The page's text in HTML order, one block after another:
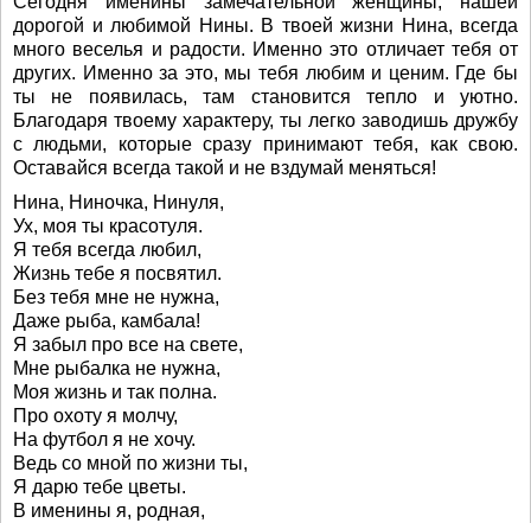
дорогой и любимой Нины. В твоей жизни Нина, всегда
много веселья и радости. Именно это отличает тебя от
других. Именно за это, мы тебя любим и ценим. Где бы
ты не появилась, там становится тепло и уютно.
Благодаря твоему характеру, ты легко заводишь дружбу
с людьми, которые сразу принимают тебя, как свою.
Оставайся всегда такой и не вздумай меняться!
Нина, Ниночка, Нинуля,
Ух, моя ты красотуля.
Я тебя всегда любил,
Жизнь тебе я посвятил.
Без тебя мне не нужна,
Даже рыба, камбала!
Я забыл про все на свете,
Мне рыбалка не нужна,
Моя жизнь и так полна.
Про охоту я молчу,
На футбол я не хочу.
Ведь со мной по жизни ты,
Я дарю тебе цветы.
В именины я, родная,